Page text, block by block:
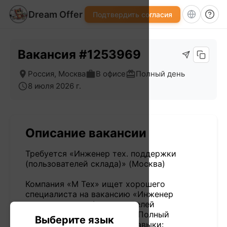
Dream Offer Подтвердить согласия
Вакансия #1253969
Россия, Москва В офисе
Полный день
8 июля 2026 г.
Описание вакансии
Требуется «Инженер тех. поддержки
(пользователей склада)» (Москва)
Компания «М Тех» ищет хорошего
специалиста на вакансию «Инженер
тех. поддержки (пользователей
склада)». Москва (Россия). Полный
рабочий день. Требуемые навыки:
Выберите язык